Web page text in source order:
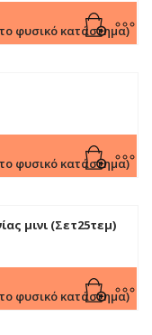
φυσικό κατάστημα)
φυσικό κατάστημα)
μινι (Σετ25τεμ)
φυσικό κατάστημα)